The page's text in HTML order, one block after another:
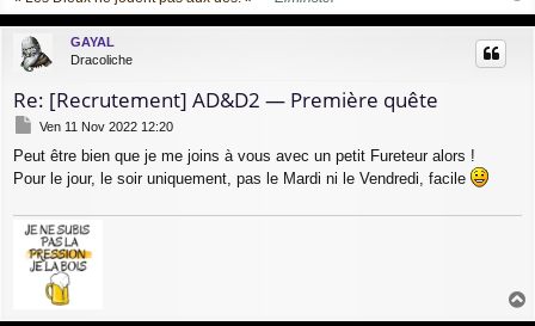
a
u
GAYAL
Dracoliche
Re: [Recrutement] AD&D2 — Première quête
M
s
s
g
e
Ven 11 Nov 2022 12:20
Peut être bien que je me joins à vous avec un petit Fureteur alors !
Pour le jour, le soir uniquement, pas le Mardi ni le Vendredi, facile